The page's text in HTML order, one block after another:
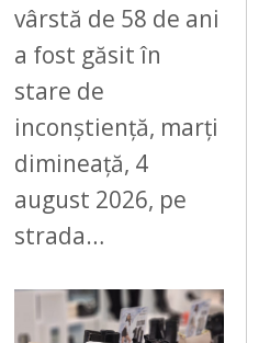
vârstă de 58 de ani
a fost găsit în
stare de
inconștiență, marți
dimineață, 4
august 2026, pe
strada…